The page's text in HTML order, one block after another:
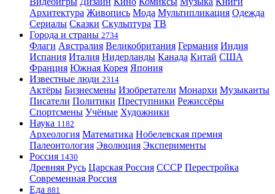
Архитектура Живопись Мода Мультипликация Одежда
Сериалы Сказки Скульптура ТВ
Города и страны 2734
Флаги Австралия Великобритания Германия Индия
Испания Италия Нидерланды Канада Китай США
Франция Южная Корея Япония
Известные люди 2314
Актёры Бизнесмены Изобретатели Монархи Музыканты
Писатели Политики Преступники Режиссёры
Спортсмены Учёные Художники
Наука 1182
Археология Математика Нобелевская премия
Палеонтология Эволюция Эксперименты
Россия 1430
Древняя Русь Царская Россия СССР Перестройка
Современная Россия
Еда 881